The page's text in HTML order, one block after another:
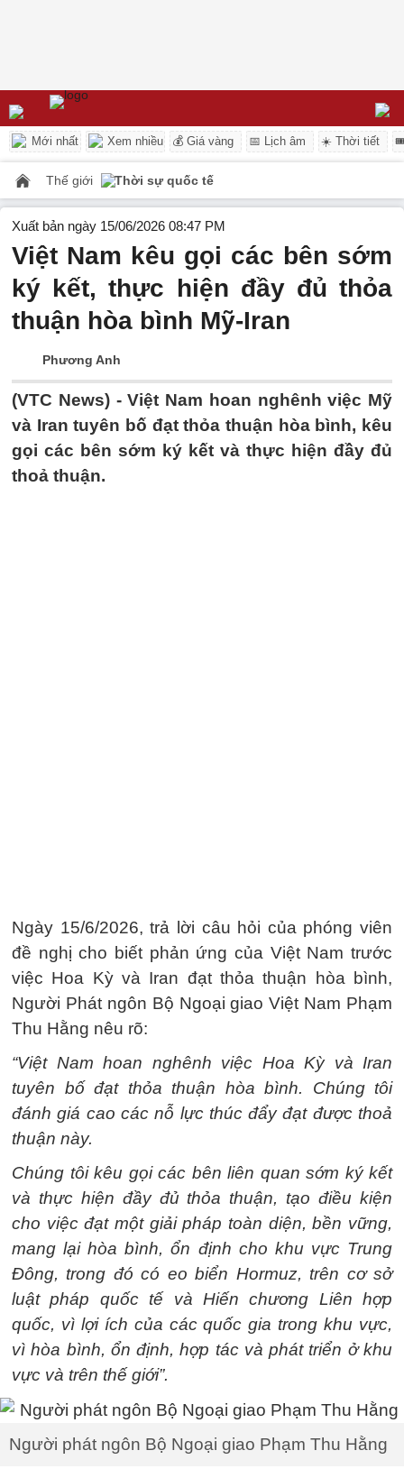
Mới nhất Xem nhiều 💰 Giá vàng 📅 Lịch âm ☀️ Thời tiết
Thế giới Thời sự quốc tế
Xuất bản ngày 15/06/2026 08:47 PM
Việt Nam kêu gọi các bên sớm
ký kết, thực hiện đầy đủ thỏa
thuận hòa bình Mỹ-Iran
Phương Anh
(VTC News) -Việt Nam hoan nghênh việc Mỹ
và Iran tuyên bố đạt thỏa thuận hòa bình, kêu
gọi các bên sớm ký kết và thực hiện đầy đủ
thoả thuận.
Ngày 15/6/2026, trả lời câu hỏi của phóng viên
đề nghị cho biết phản ứng của Việt Nam trước
việc Hoa Kỳ và Iran đạt thỏa thuận hòa bình,
Người Phát ngôn Bộ Ngoại giao Việt Nam Phạm
Thu Hằng nêu rõ:
“Việt Nam hoan nghênh việc Hoa Kỳ và Iran
tuyên bố đạt thỏa thuận hòa bình. Chúng tôi
đánh giá cao các nỗ lực thúc đẩy đạt được thoả
thuận này.
Chúng tôi kêu gọi các bên liên quan sớm ký kết
và thực hiện đầy đủ thỏa thuận, tạo điều kiện
cho việc đạt một giải pháp toàn diện, bền vững,
mang lại hòa bình, ổn định cho khu vực Trung
Đông, trong đó có eo biển Hormuz, trên cơ sở
luật pháp quốc tế và Hiến chương Liên hợp
quốc, vì lợi ích của các quốc gia trong khu vực,
vì hòa bình, ổn định, hợp tác và phát triển ở khu
vực và trên thế giới”.
Người phát ngôn Bộ Ngoại giao Phạm Thu Hằng